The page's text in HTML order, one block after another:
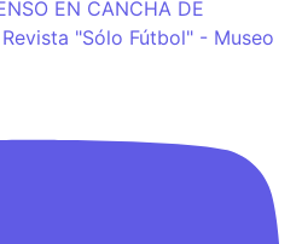
EN CANCHA DE
"Sólo Fútbol" - Museo